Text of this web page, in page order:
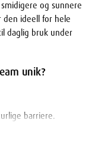
og sunnere
ideell for hele
daglig bruk under
unik?
barriere.